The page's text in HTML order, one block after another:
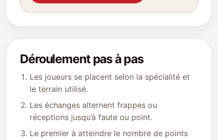
Déroulement pas à pas
Les joueurs se placent selon la spécialité et
le terrain utilisé.
Les échanges alternent frappes ou
réceptions jusqu’à faute ou point.
Le premier à atteindre le nombre de points